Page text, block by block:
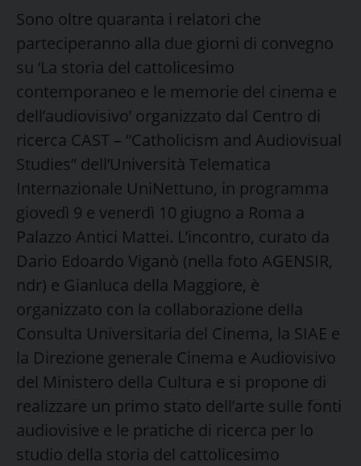
Sono oltre quaranta i relatori che
parteciperanno alla due giorni di convegno
su ‘La storia del cattolicesimo
contemporaneo e le memorie del cinema e
dell’audiovisivo’ organizzato dal Centro di
ricerca CAST – “Catholicism and Audiovisual
Studies” dell’Università Telematica
Internazionale UniNettuno, in programma
giovedì 9 e venerdì 10 giugno a Roma a
Palazzo Antici Mattei. L’incontro, curato da
Dario Edoardo Viganò (nella foto AGENSIR,
ndr) e Gianluca della Maggiore, è
organizzato con la collaborazione della
Consulta Universitaria del Cinema, la SIAE e
la Direzione generale Cinema e Audiovisivo
del Ministero della Cultura e si propone di
realizzare un primo stato dell’arte sulle fonti
audiovisive e le pratiche di ricerca per lo
studio della storia del cattolicesimo